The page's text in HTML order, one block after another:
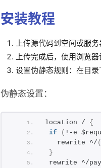
安装教程
上传源代码到空间或服务
上传完成后，使用浏览
设置伪静态规则：在目
伪静态设置：
location / {
if
( !-e
   rewrite ^/
(
}
rewrite ^/